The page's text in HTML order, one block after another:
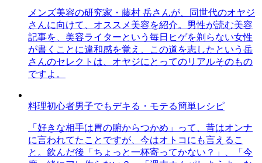
メンズ美容の研究家・藤村 岳さんが、同世代のオヤジ
さんに向けて、オススメ美容を紹介。男性が読む美容
記事を、美容ライターという毎日ヒゲを剃らない女性
が書くことに違和感を覚え、この道を志したという岳
さんのセレクトは、オヤジにとってのリアルそのもの
ですよ。
料理初心者男子でもデキる・モテる簡単レシピ
「好きな相手は胃の腑からつかめ」って、昔はオンナ
に言われてたことですが、今はオトコにも言えるこ
と。飲んだ後「ちょっと一杯寄ってかない？」、「今